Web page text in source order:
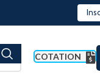
COTATION